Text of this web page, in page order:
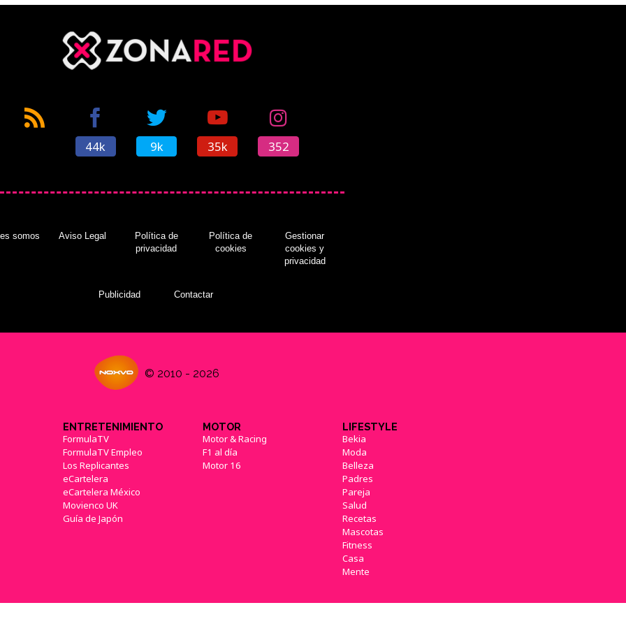
44k 9k 35k 352
somos Aviso Legal
Política de
privacidad
Política de
cookies
Gestionar
cookies y
privacidad
Publicidad Contactar
© 2010 - 2026
ENTRETENIMIENTO
FormulaTV
FormulaTV Empleo
Los Replicantes
eCartelera
eCartelera México
Movienco UK
Guía de Japón
MOTOR
Motor & Racing
F1 al día
Motor 16
LIFESTYLE
Bekia
Moda
Belleza
Padres
Pareja
Salud
Recetas
Mascotas
Fitness
Casa
Mente